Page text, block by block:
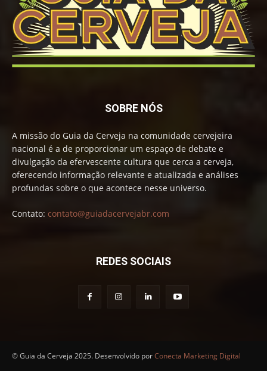
SOBRE NÓS
A missão do Guia da Cerveja na comunidade cervejeira
nacional é a de proporcionar um espaço de debate e
divulgação da efervescente cultura que cerca a cerveja,
oferecendo informação relevante e atualizada e análises
profundas sobre o que acontece nesse universo.
Contato: contato@guiadacervejabr.com
REDES SOCIAIS
© Guia da Cerveja 2025. Desenvolvido porConecta Marketing Digital